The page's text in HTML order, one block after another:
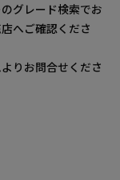
グレード検索でお
へご確認くださ
りお問合せくださ